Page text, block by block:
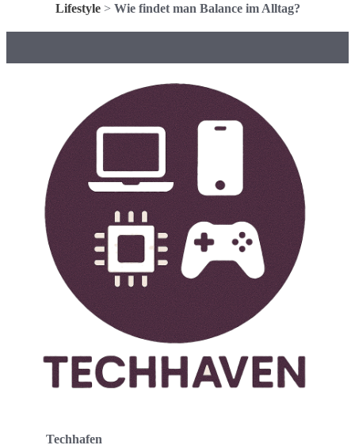
Lifestyle> Wie findet man Balance im Alltag?
Techhafen